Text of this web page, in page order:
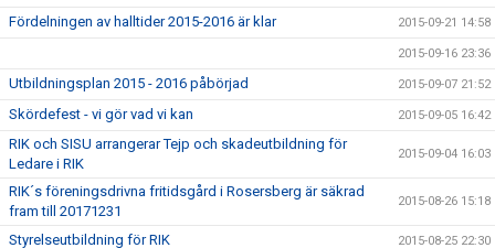
Fördelningen av halltider 2015-2016 är klar 2015-09-21 14:58
2015-09-16 23:36
Utbildningsplan 2015 - 2016 påbörjad 2015-09-07 21:52
Skördefest - vi gör vad vi kan 2015-09-05 16:42
RIK och SISU arrangerar Tejp och skadeutbildning för
Ledare i RIK
2015-09-04 16:03
RIK´s föreningsdrivna fritidsgård i Rosersberg är säkrad
fram till 20171231
2015-08-26 15:18
Styrelseutbildning för RIK 2015-08-25 22:30